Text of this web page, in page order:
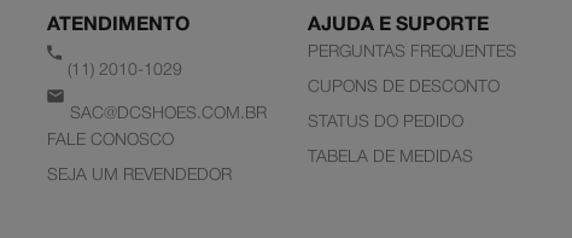
ATENDIMENTO
(11) 2010-1029
SAC@DCSHOES.COM.BR
FALE CONOSCO
SEJA UM REVENDEDOR
AJUDA E SUPORTE
PERGUNTAS FREQUENTES
CUPONS DE DESCONTO
STATUS DO PEDIDO
TABELA DE MEDIDAS